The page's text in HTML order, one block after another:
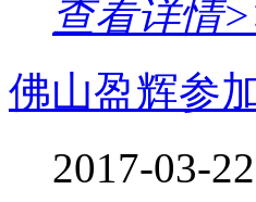
查看详情
佛山盈辉参
2017-03-22